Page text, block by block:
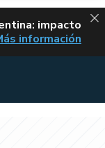
impacto
ACT EN
información